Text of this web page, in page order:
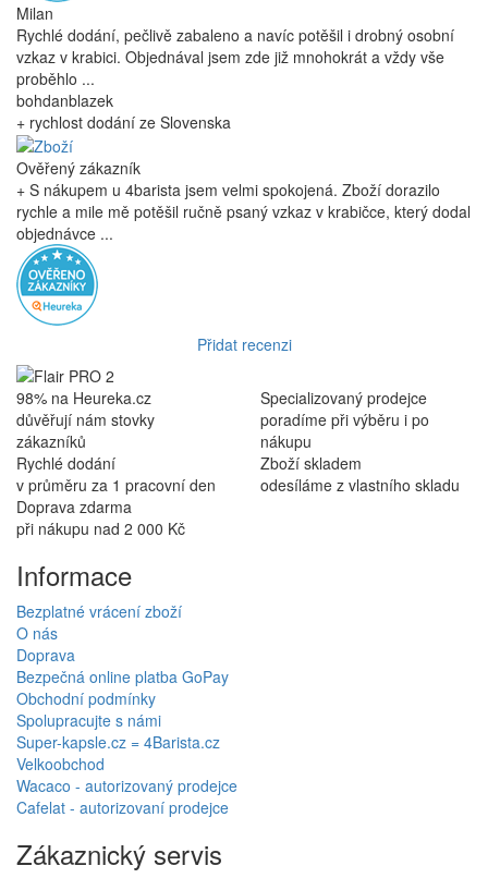
Milan
Rychlé dodání, pečlivě zabaleno a navíc potěšil i drobný osobní
vzkaz v krabici. Objednával jsem zde již mnohokrát a vždy vše
proběhlo ...
bohdanblazek
+ rychlost dodání ze Slovenska
Ověřený zákazník
+ S nákupem u 4barista jsem velmi spokojená. Zboží dorazilo
rychle a mile mě potěšil ručně psaný vzkaz v krabičce, který dodal
objednávce ...
Přidat recenzi
98% na Heureka.cz
důvěřují nám stovky
zákazníků
Specializovaný prodejce
poradíme při výběru i po
nákupu
Rychlé dodání
v průměru za 1 pracovní den
Zboží skladem
odesíláme z vlastního skladu
Doprava zdarma
při nákupu nad 2 000 Kč
Informace
Bezplatné vrácení zboží
O nás
Doprava
Bezpečná online platba GoPay
Obchodní podmínky
Spolupracujte s námi
Super-kapsle.cz = 4Barista.cz
Velkoobchod
Wacaco - autorizovaný prodejce
Cafelat - autorizovaní prodejce
Zákaznický servis